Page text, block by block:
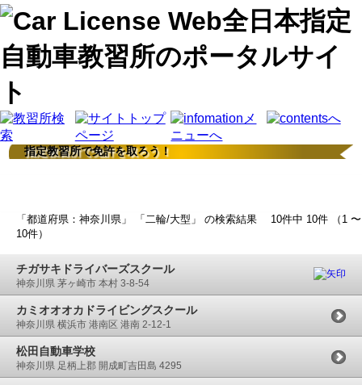
指定教習所で免許を取ろう！
「都道府県：神奈川県」 「二輪/大型」 の検索結果 10件中 10件 （1 〜
10件）
チガサキドライバーズスクール
神奈川県 茅ヶ崎市 本村 3-8-54
カミオオオカドライビングスクール
神奈川県 横浜市 港南区 港南 2-12-1
松田自動車学校
神奈川県 足柄上郡 開成町吉田島 4295